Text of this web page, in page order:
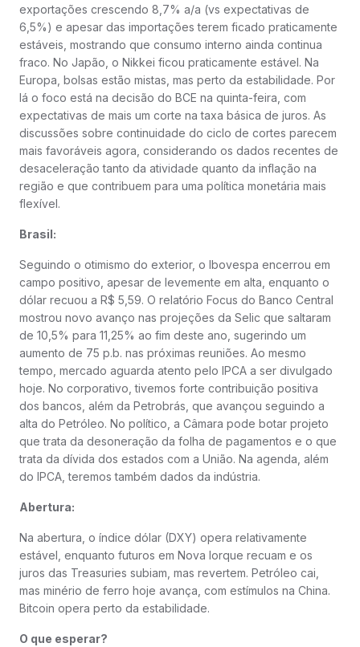
exportações crescendo 8,7% a/a (vs expectativas de
6,5%) e apesar das importações terem ficado praticamente
estáveis, mostrando que consumo interno ainda continua
fraco. No Japão, o Nikkei ficou praticamente estável. Na
Europa, bolsas estão mistas, mas perto da estabilidade. Por
lá o foco está na decisão do BCE na quinta-feira, com
expectativas de mais um corte na taxa básica de juros. As
discussões sobre continuidade do ciclo de cortes parecem
mais favoráveis agora, considerando os dados recentes de
desaceleração tanto da atividade quanto da inflação na
região e que contribuem para uma política monetária mais
flexível.
Brasil:
Seguindo o otimismo do exterior, o Ibovespa encerrou em
campo positivo, apesar de levemente em alta, enquanto o
dólar recuou a R$ 5,59. O relatório Focus do Banco Central
mostrou novo avanço nas projeções da Selic que saltaram
de 10,5% para 11,25% ao fim deste ano, sugerindo um
aumento de 75 p.b. nas próximas reuniões. Ao mesmo
tempo, mercado aguarda atento pelo IPCA a ser divulgado
hoje. No corporativo, tivemos forte contribuição positiva
dos bancos, além da Petrobrás, que avançou seguindo a
alta do Petróleo. No político, a Câmara pode botar projeto
que trata da desoneração da folha de pagamentos e o que
trata da dívida dos estados com a União. Na agenda, além
do IPCA, teremos também dados da indústria.
Abertura:
Na abertura, o índice dólar (DXY) opera relativamente
estável, enquanto futuros em Nova Iorque recuam e os
juros das Treasuries subiam, mas revertem. Petróleo cai,
mas minério de ferro hoje avança, com estímulos na China.
Bitcoin opera perto da estabilidade.
O que esperar?